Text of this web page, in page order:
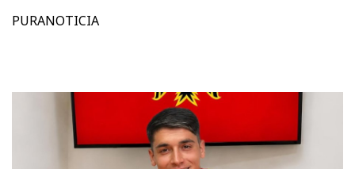
PURANOTICIA